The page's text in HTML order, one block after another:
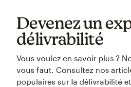
Devenez un
délivrabilité
Vous voulez en savoir plus ?
vous faut. Consultez nos
populaires sur la délivrabilité